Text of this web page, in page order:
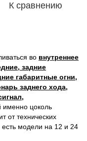
К сравнению
во внутреннее
задние
габаритные огни,
заднего хода,
именно цоколь
от технических
есть модели на 12 и 24